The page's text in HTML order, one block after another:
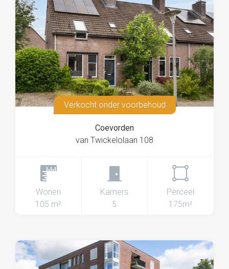
Verkocht onder voorbehoud
Coevorden
van Twickelolaan 108
Wonen
105 m²
Kamers
5
Perceel
175m²